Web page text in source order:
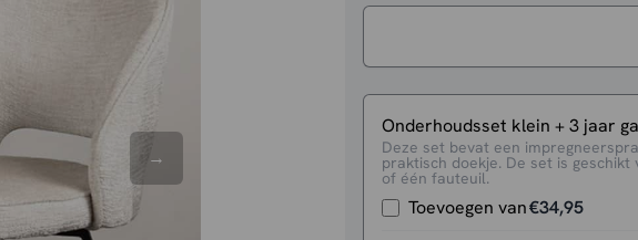
Onderhoudsset klein + 3 jaar
Deze set bevat een
praktisch doekje. De set is
of één fauteuil.
Toevoegen van€34,95